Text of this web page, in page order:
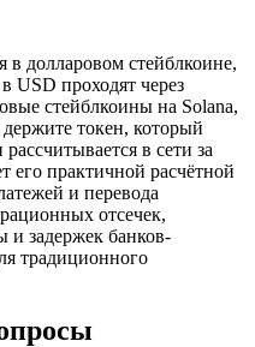
долларовом стейблкоине,
USD проходят через
стейблкоины на Solana,
токен, который
в сети за
его практичной расчётной
и перевода
отсечек,
и задержек банков-
традиционного